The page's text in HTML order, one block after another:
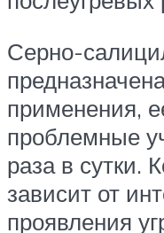
Серно-
применения,
проблемные
раза в сутки.
зависит от
проявления